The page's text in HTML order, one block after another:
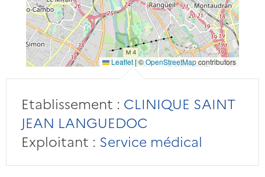
Leaflet | ©OpenStreetMapcontributors
Etablissement : CLINIQUE SAINT
JEAN LANGUEDOC
Exploitant : Service médical